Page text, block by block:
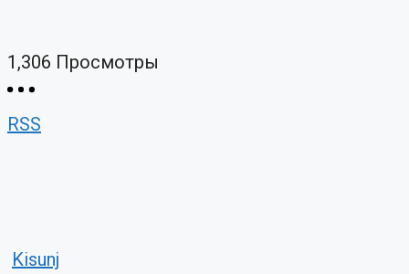
1,306 Просмотры
RSS
Kisunj